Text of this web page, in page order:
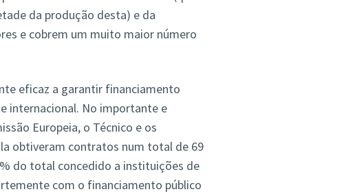
da produção desta) e da
e cobrem um muito maior número
eficaz a garantir financiamento
internacional. No importante e
Europeia, o Técnico e os
obtiveram contratos num total de 69
do total concedido a instituições de
com o financiamento público